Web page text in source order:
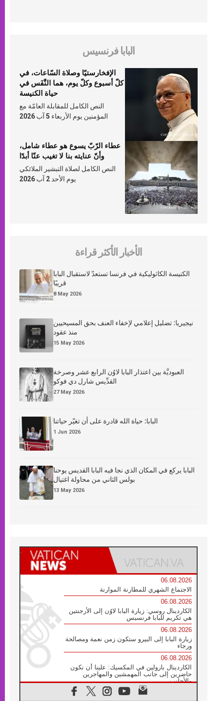
البابا فرنسيس
الإفخارستيّا وصلاة السّاعات، في
كلّ أسبوع وكلّ يوم، هما النَّفَس في
حياة الكنيسة
النص الكامل للمقابلة العامّة مع
المؤمنين يوم الأربعاء 5 آب 2026
عطاء الرّبّ يسوع هو عطاء شامل،
وأنّ عنايته بنا لا تغيب عنّا أبدًا
النص الكامل لصلاة التبشير الملائكي
يوم الأحد 2 آب 2026
الأخبار الأكثر قراءة
الكنيسة الكاثوليكية في فرنسا تستعدّ لاستقبال البابا
قريبًا
8 May 2026
نيجيريا: تضليل إعلامي لإخفاء العنف بحق المسيحيين
منذ عقود
15 May 2026
العبوديَّة بين اعتذار البابا لاوُن الرابع عشر وصرخة
القدِّيس شارل دي فوكو
27 May 2026
البابا: حياة الله قادرة على أن تغيّر حياتنا
1 Jun 2026
البابا يركع في المكان الذي نجا فيه البابا القديس يوحنا
بولس الثاني من محاولة اغتيال
13 May 2026
06.08.2026
الاجتماع الشهري للمطارنة الموارنة
06.08.2026
الكاردينال روسي: زيارة البابا لاوُن إلى الأرجنتين
هي تكريم للبابا فرنسيس
06.08.2026
زيارة البابا إلى البيرو ستكون زمن نعمة ومصالحة
ورجاء
06.08.2026
الكاردينال بارولين في المكسيك: علينا أن نكون
حاضرين إلى جانب المهمشين والمهاجرين
والأجانب